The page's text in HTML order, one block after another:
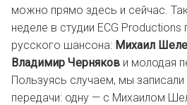
можно прямо здесь и сейчас.
неделе в студии ЕСG
русского шансона: Михаил
Владимир Черняков и молодая
Пользуясь случаем, мы
передачи: одну — с Михаилом